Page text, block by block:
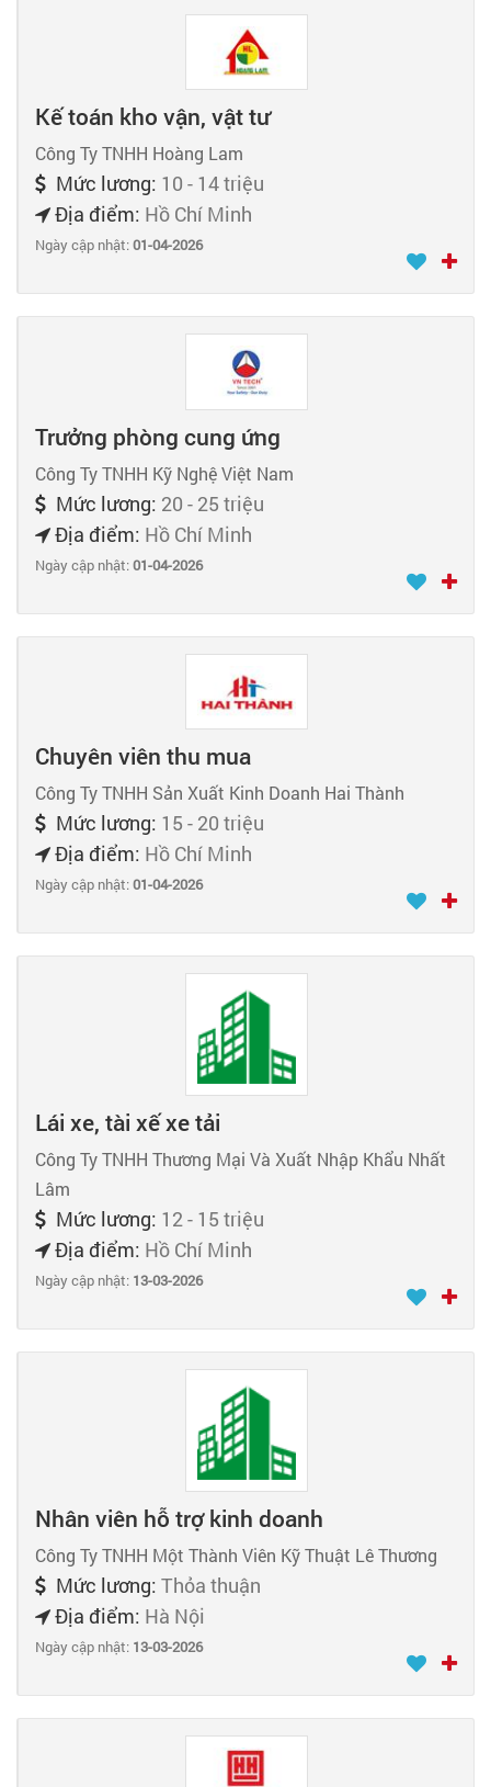
Kế toán kho vận, vật tư
Công Ty TNHH Hoàng Lam
Mức lương: 10 - 14 triệu
Địa điểm: Hồ Chí Minh
Ngày cập nhật:01-04-2026
Trưởng phòng cung ứng
Công Ty TNHH Kỹ Nghệ Việt Nam
Mức lương: 20 - 25 triệu
Địa điểm: Hồ Chí Minh
Ngày cập nhật:01-04-2026
Chuyên viên thu mua
Công Ty TNHH Sản Xuất Kinh Doanh Hai Thành
Mức lương: 15 - 20 triệu
Địa điểm: Hồ Chí Minh
Ngày cập nhật:01-04-2026
Lái xe, tài xế xe tải
Công Ty TNHH Thương Mại Và Xuất Nhập Khẩu Nhất
Lâm
Mức lương: 12 - 15 triệu
Địa điểm: Hồ Chí Minh
Ngày cập nhật: 13-03-2026
Nhân viên hỗ trợ kinh doanh
Công Ty TNHH Một Thành Viên Kỹ Thuật Lê Thương
Mức lương: Thỏa thuận
Địa điểm: Hà Nội
Ngày cập nhật: 13-03-2026